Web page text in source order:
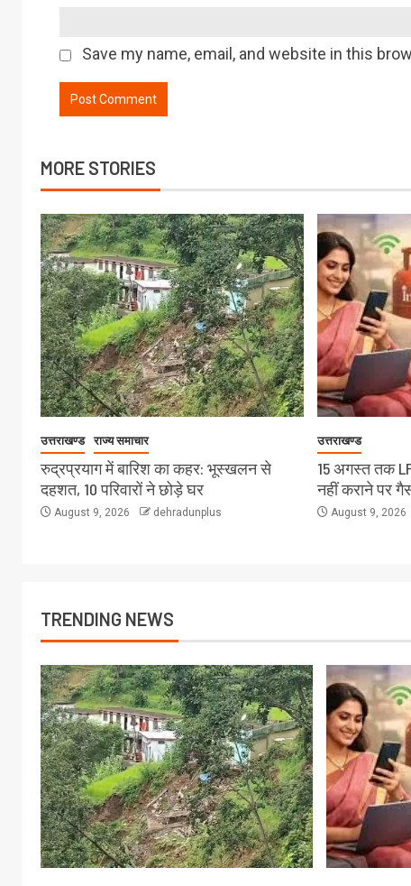
Save my name, email, and website in this
MORE STORIES
उत्तराखण्ड राज्य समाचार
रुद्रप्रयाग में बारिश का कहर: भूस्खलन से
दहशत, 10 परिवारों ने छोड़े घर
August 9, 2026 dehradunplus
उत्तराखण्ड
15 अगस्त तक
नहीं कराने पर
August 9, 2026
TRENDING NEWS